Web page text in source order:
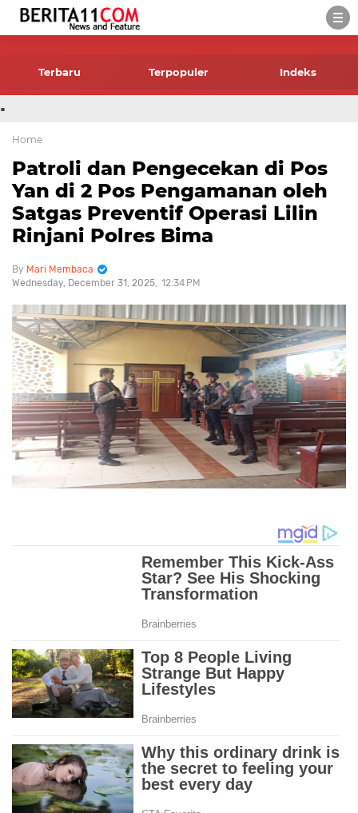
Terbaru Terpopuler Indeks
.
Home
Patroli dan Pengecekan di Pos
Yan di 2 Pos Pengamanan oleh
Satgas Preventif Operasi Lilin
Rinjani Polres Bima
Mari Membaca
Wednesday, December 31, 2025 12:34 PM